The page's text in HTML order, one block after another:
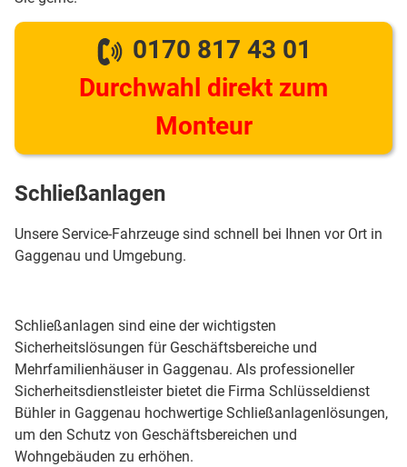
0170 817 43 01
Durchwahl direkt zum
Monteur
Schließanlagen
Unsere Service-Fahrzeuge sind schnell bei Ihnen vor Ort in
Gaggenau und Umgebung.
Schließanlagen sind eine der wichtigsten
Sicherheitslösungen für Geschäftsbereiche und
Mehrfamilienhäuser in Gaggenau. Als professioneller
Sicherheitsdienstleister bietet die Firma Schlüsseldienst
Bühler in Gaggenau hochwertige Schließanlagenlösungen,
um den Schutz von Geschäftsbereichen und
Wohngebäuden zu erhöhen.